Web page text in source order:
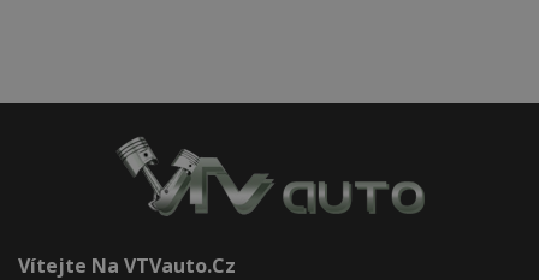
Vítejte Na VTVauto.cz
Nezbytně nutné soubory
Výkonové soubory